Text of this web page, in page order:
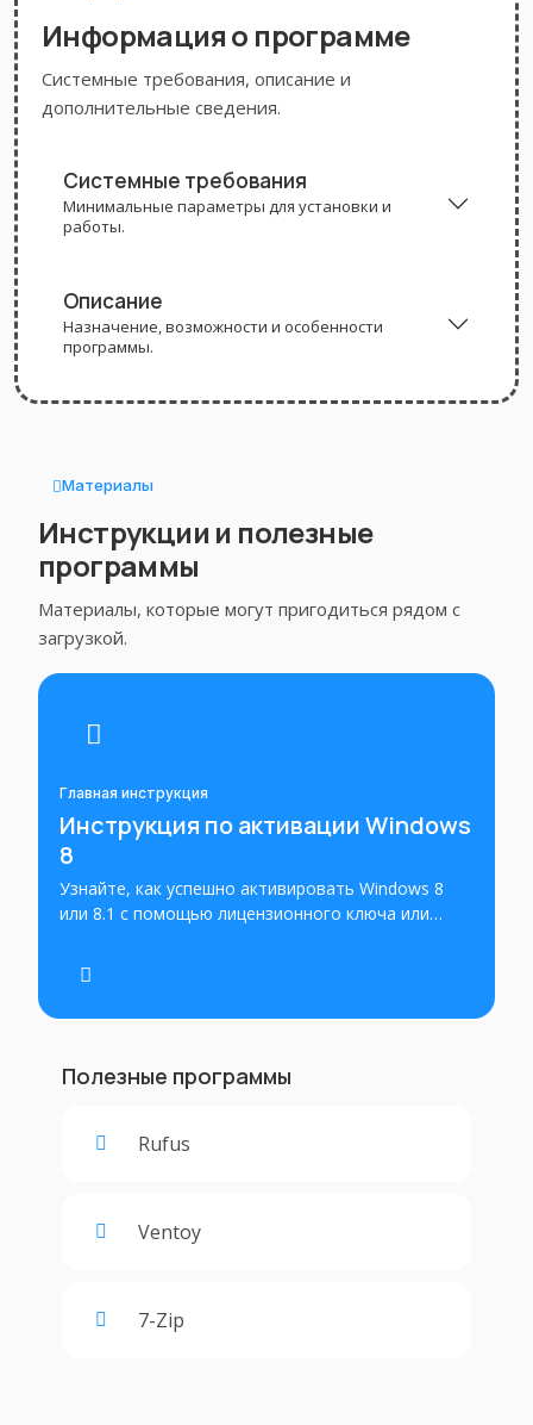
Информация о программе
Системные требования, описание и
дополнительные сведения.
Системные требования
Минимальные параметры для установки и
работы.
Описание
Назначение, возможности и особенности
программы.
Материалы
Инструкции и полезные
программы
Материалы, которые могут пригодиться рядом с
загрузкой.
Главная инструкция
Инструкция по активации Windows
8
Узнайте, как успешно активировать Windows 8
или 8.1 с помощью лицензионного ключа или
завершения процесса активации и получения
полного доступа ко всем функциям операционной
системы Windows 8.1.
Полезные программы
Rufus
Ventoy
7-Zip